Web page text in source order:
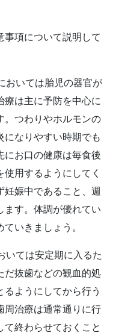
事項について説明して
いては胎児の器官が
は主に予防を中心に
。つわりやホルモンの
なりやすい時期でも
にお口の健康は毎食後
用するようにしてく
娠中であること、週
す。体調が優れてい
いきましょう。
ては安定期に入るた
だ抜歯などの観血的処
ようにしてから行う
周治療は通常通りに行
終わらせておくこと